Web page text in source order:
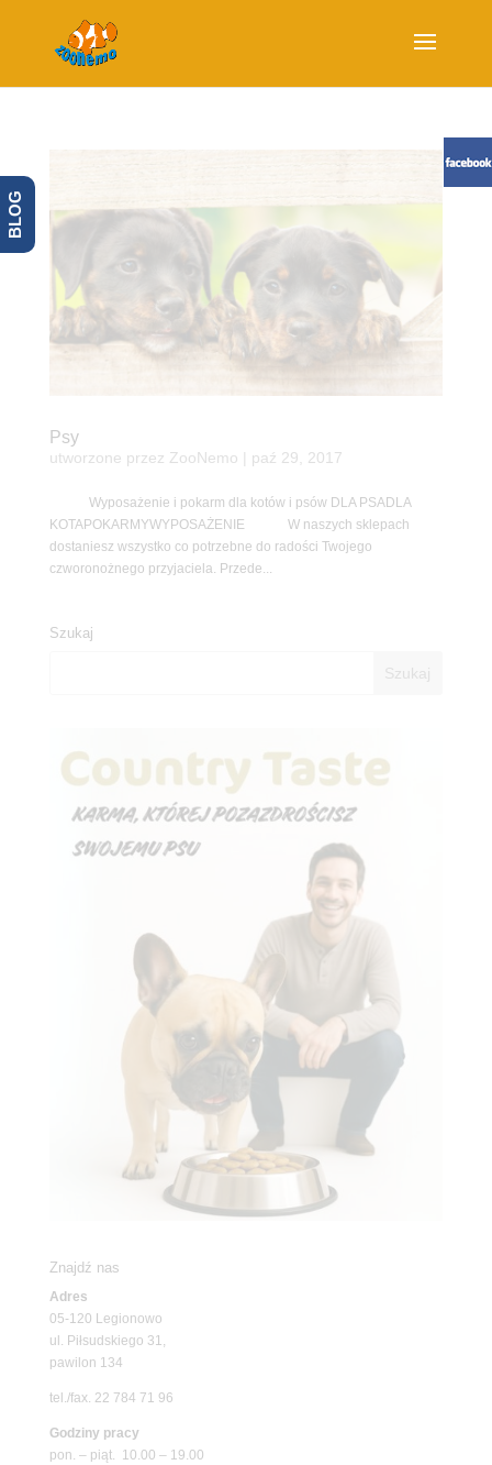
Psy
utworzone przez ZooNemo paź 29, 2017
Wyposażenie i pokarm dla kotów i psów DLA PSADLA
KOTAPOKARMYWYPOSAŻENIE W naszych sklepach
dostaniesz wszystko co potrzebne do radości Twojego
czworonożnego przyjaciela. Przede...
Szukaj
Znajdź nas
Adres
05-120 Legionowo
ul. Piłsudskiego 31,
pawilon 134
tel./fax. 22 784 71 96
Godziny pracy
pon. – piąt. 10.00 – 19.00
BLOG